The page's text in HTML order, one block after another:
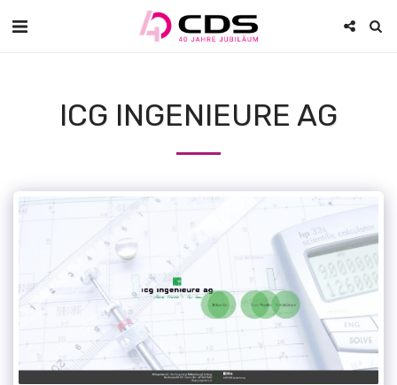
ICG INGENIEURE AG